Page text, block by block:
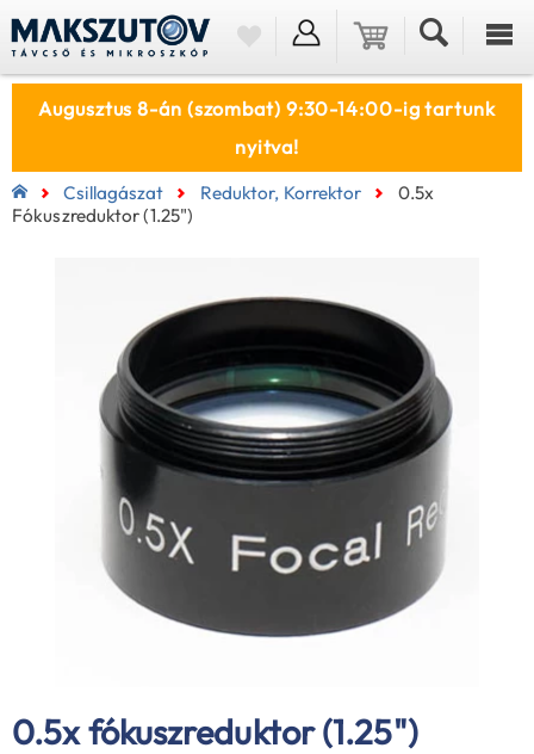
Augusztus 8-án (szombat) 9:30-14:00-ig tartunk
nyitva!
Csillagászat Reduktor, Korrektor
0.5x
Fókuszreduktor (1.25")
0.5x fókuszreduktor (1.25")